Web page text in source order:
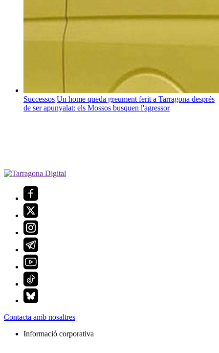
Successos Un home queda greument ferit a Tarragona després
de ser apunyalat: els Mossos busquen l'agressor
Contacta amb nosaltres
Informació corporativa